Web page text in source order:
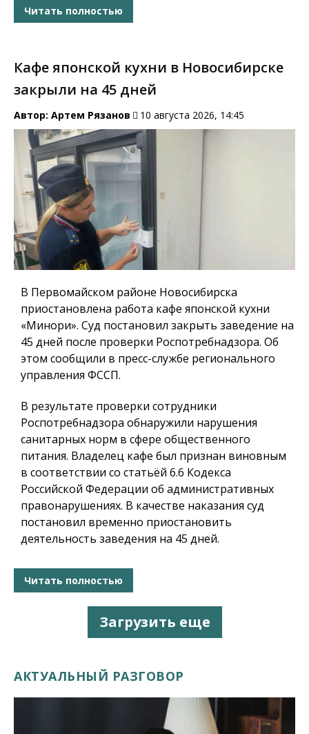
Читать полностью
Кафе японской кухни в Новосибирске
закрыли на 45 дней
Автор: Артем Рязанов 10 августа 2026, 14:45
В Первомайском районе Новосибирска
приостановлена работа кафе японской кухни
«Минори». Суд постановил закрыть заведение на
45 дней после проверки Роспотребнадзора. Об
этом сообщили в пресс-службе регионального
управления ФССП.
В результате проверки сотрудники
Роспотребнадзора обнаружили нарушения
санитарных норм в сфере общественного
питания. Владелец кафе был признан виновным
в соответствии со статьёй 6.6 Кодекса
Российской Федерации об административных
правонарушениях. В качестве наказания суд
постановил временно приостановить
деятельность заведения на 45 дней.
Читать полностью
Загрузить еще
АКТУАЛЬНЫЙ РАЗГОВОР